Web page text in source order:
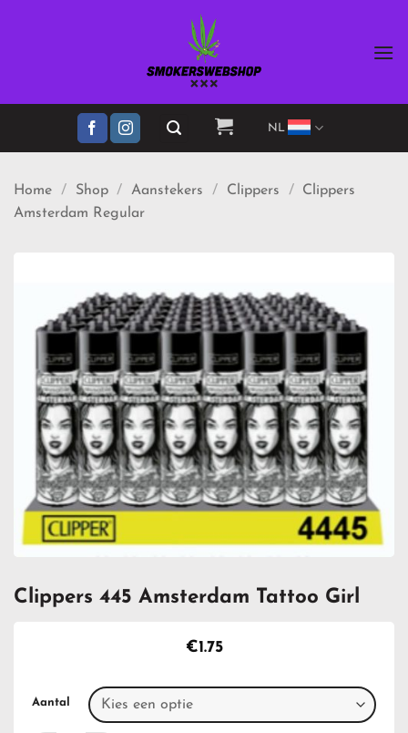
NL
Home / Shop / Aanstekers / Clippers /
Clippers
Amsterdam Regular
Clippers 445 Amsterdam Tattoo Girl
€1.75
Aantal